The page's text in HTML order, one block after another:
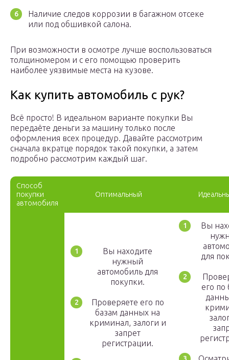
Наличие следов коррозии в багажном отсеке
или под обшивкой салона.
При возможности в осмотре лучше воспользоваться
толщиномером и с его помощью проверить
наиболее уязвимые места на кузове.
Как купить автомобиль с рук?
Всё просто! В идеальном варианте покупки Вы
передаёте деньги за машину только после
оформления всех процедур. Давайте рассмотрим
сначала вкратце порядок такой покупки, а затем
подробно рассмотрим каждый шаг.
Способ
покупки
автомобиля
Оптимальный
Вы находите
нужный
автомобиль для
покупки.
Проверяете его по
базам данных на
криминал, залоги и
запрет
регистрации.
Вы
для
его по